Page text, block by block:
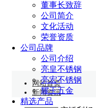
董事长致辞
公司简介
文化活动
荣誉资质
公司品牌
公司介绍
亮皇不锈钢
亮宏不锈钢
耀王五金
精选产品
网站首页
新闻资讯